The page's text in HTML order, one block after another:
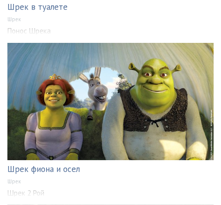
Шрек в туалете
Шрек
Понос Шрека
Шрек фиона и осел
Шрек
Шрек 2 Рой